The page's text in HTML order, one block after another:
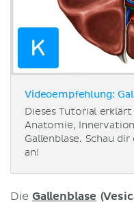
Videoempfehlung:
Dieses Tutorial
Anatomie,
Gallenblase. Schau
an!
Die Gallenblase